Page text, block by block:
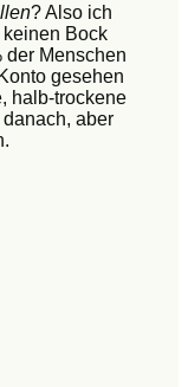
? Also ich
keinen Bock
der Menschen
gesehen
halb-trockene
aber